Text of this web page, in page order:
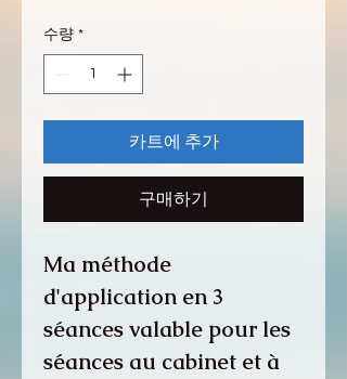
수량 *
카트에 추가
구매하기
Ma méthode
d'application en 3
séances valable pour les
séances au cabinet et à